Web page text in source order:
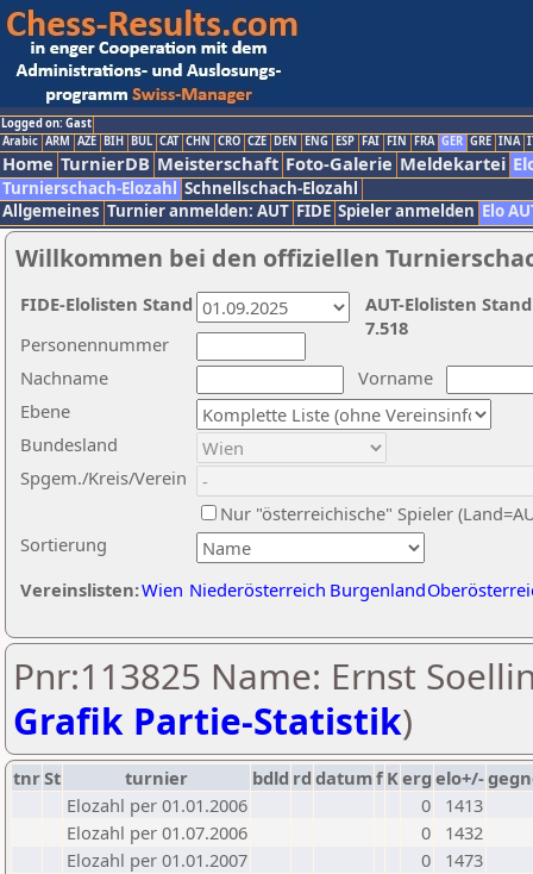
Logged on: Gast
Arabic ARM AZE BIH BUL CAT CHN CRO CZE DEN ENG ESP FAI FIN FRA GER GRE INA
Home TurnierDB Meisterschaft Foto-Galerie Meldekartei
Turnierschach-Elozahl Schnellschach-Elozahl
Allgemeines Turnier anmelden: AUT FIDE Spieler anmelden Elo
Willkommen bei den offiziellen
Nachname
Vorname
Ebene
Sortierung
Personennummer
Bundesland
Spgem./Kreis/Verein
Nur "österreichische" Spieler
Vereinslisten:Wien Niederösterreich Burgenland
AUT-Elolisten
7.518
FIDE-Elolisten Stand
Pnr:113825 Name: Ernst
Grafik Partie-Statistik)
tnrSt turnier bdld rd datumf Kerg elo+/-
Elozahl per 01.01.2006
0
1413
Elozahl per 01.07.2006
0
1432
Elozahl per 01.01.2007
0
1473